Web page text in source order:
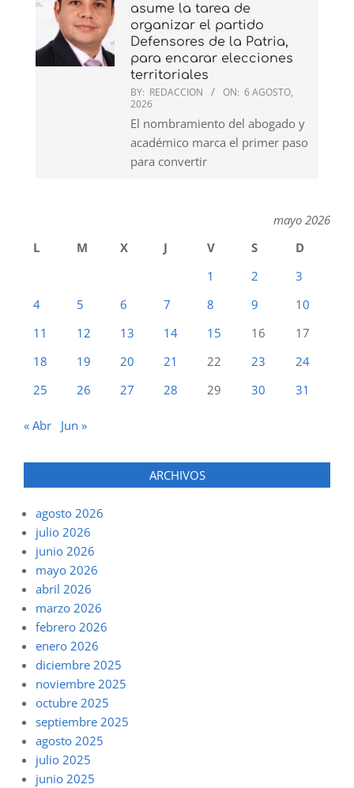
asume la tarea de
organizar el partido
Defensores de la Patria,
para encarar elecciones
territoriales
BY: REDACCION ON: 6 AGOSTO,
2026
El nombramiento del abogado y
académico marca el primer paso
para convertir
mayo 2026
L
M X J V S
D
1
2
3
4
5 6 7 8 9
10
11
12 13 14 15 16
17
18
19 20 21 22 23
24
25
26 27 28 29 30 31
« Abr Jun »
ARCHIVOS
agosto 2026
julio 2026
junio 2026
mayo 2026
abril 2026
marzo 2026
febrero 2026
enero 2026
diciembre 2025
noviembre 2025
octubre 2025
septiembre 2025
agosto 2025
julio 2025
junio 2025